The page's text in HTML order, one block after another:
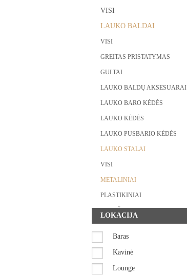
VISI
LAUKO BALDAI
VISI
GREITAS PRISTATYMAS
GULTAI
LAUKO BALDŲ AKSESUARAI
LAUKO BARO KĖDĖS
LAUKO KĖDĖS
LAUKO PUSBARIO KĖDĖS
LAUKO STALAI
VISI
METALINIAI
PLASTIKINIAI
STALO KOJOS
STALVIRŠIAI
SUOLIUKAI
SUPAMI KRĖSLAI
LOKACIJA
Baras
Kavinė
Lounge